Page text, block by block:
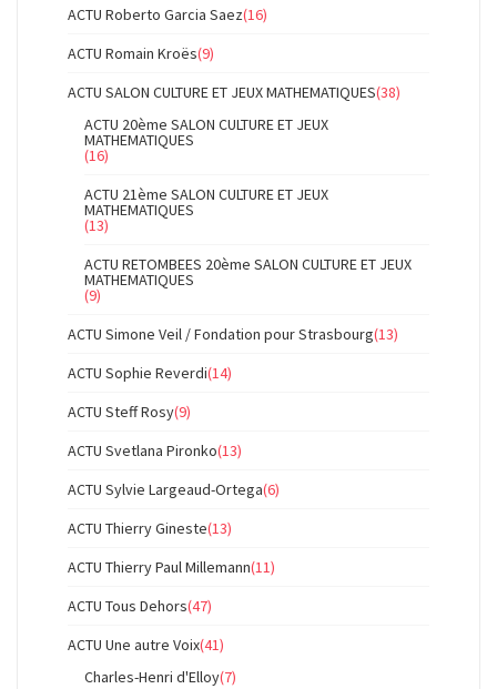
ACTU Roberto Garcia Saez(16)
ACTU Romain Kroës(9)
ACTU SALON CULTURE ET JEUX MATHEMATIQUES(38)
ACTU 20ème SALON CULTURE ET JEUX
MATHEMATIQUES
(16)
ACTU 21ème SALON CULTURE ET JEUX
MATHEMATIQUES
(13)
ACTU RETOMBEES 20ème SALON CULTURE ET JEUX
MATHEMATIQUES
(9)
ACTU Simone Veil / Fondation pour Strasbourg(13)
ACTU Sophie Reverdi(14)
ACTU Steff Rosy(9)
ACTU Svetlana Pironko(13)
ACTU Sylvie Largeaud-Ortega(6)
ACTU Thierry Gineste(13)
ACTU Thierry Paul Millemann(11)
ACTU Tous Dehors(47)
ACTU Une autre Voix(41)
Charles-Henri d'Elloy(7)